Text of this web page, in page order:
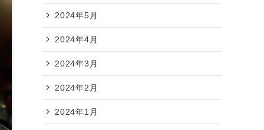
2024年5月
2024年4月
2024年3月
2024年2月
2024年1月